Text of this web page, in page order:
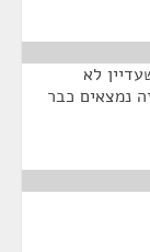
זו המועצה היחידה באשכול למ"ס 1 שעדיין לא
נמצאים כבר